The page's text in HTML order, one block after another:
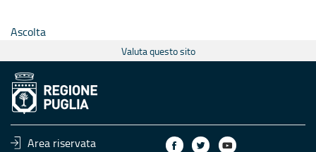
Ascolta
Valuta questo sito
Area riservata